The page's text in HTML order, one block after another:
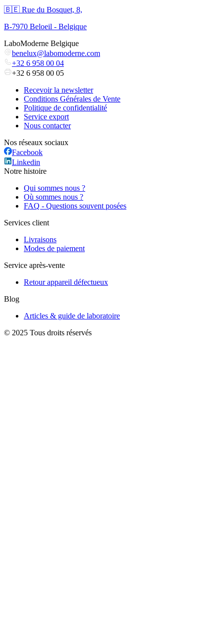
🇧🇪 Rue du Bosquet, 8,
B-7970 Beloeil - Belgique
LaboModerne Belgique
benelux@labomoderne.com
+32 6 958 00 04
+32 6 958 00 05
Recevoir la newsletter
Conditions Générales de Vente
Politique de confidentialité
Service export
Nous contacter
Nos réseaux sociaux
Facebook
Linkedin
Notre histoire
Qui sommes nous ?
Où sommes nous ?
FAQ - Questions souvent posées
Services client
Livraisons
Modes de paiement
Service après-vente
Retour appareil défectueux
Blog
Articles & guide de laboratoire
© 2025 Tous droits réservés